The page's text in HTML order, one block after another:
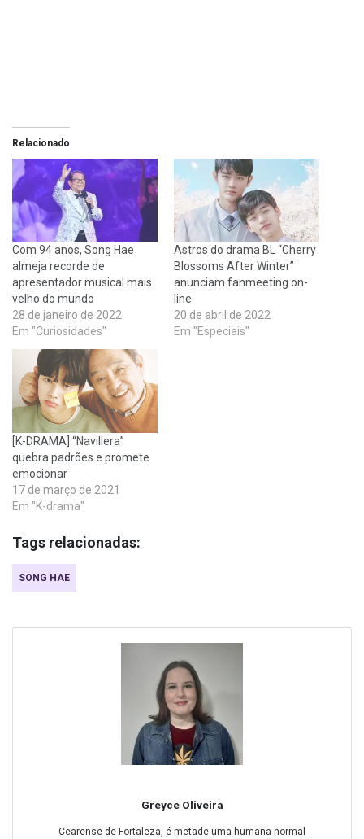
Relacionado
Com 94 anos, Song Hae
almeja recorde de
apresentador musical mais
velho do mundo
28 de janeiro de 2022
Em "Curiosidades"
Astros do drama BL “Cherry
Blossoms After Winter”
anunciam fanmeeting on-
line
20 de abril de 2022
Em "Especiais"
[K-DRAMA] “Navillera”
quebra padrões e promete
emocionar
17 de março de 2021
Em "K-drama"
Tags relacionadas:
SONG HAE
Greyce Oliveira
Cearense de Fortaleza, é metade uma humana normal